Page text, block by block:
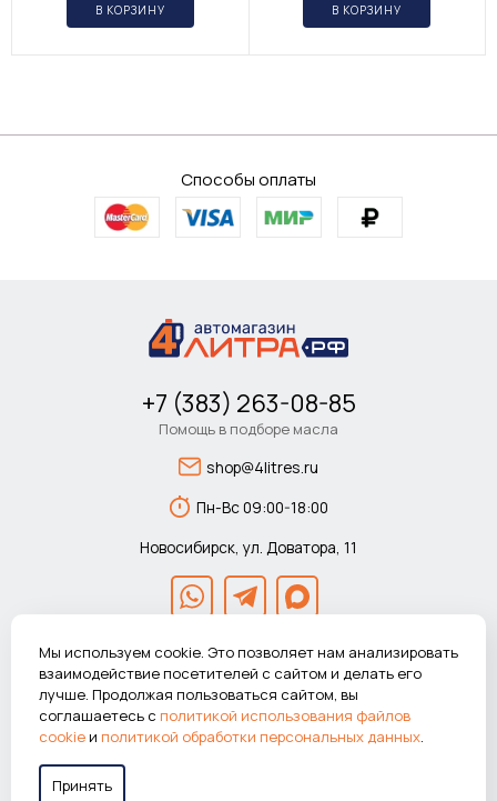
В КОРЗИНУ В КОРЗИНУ
Способы оплаты
+7 (383) 263-08-85
Помощь в подборе масла
shop@4litres.ru
Пн-Вс 09:00-18:00
Новосибирск, ул. Доватора, 11
© 2026 Автомагазин 4литра.рф Все права защищены.
ВНИМАНИЕ! Указанные цены действуют только при покупке в
Работаем в системе
Мы используем cookie. Это позволяет нам анализировать
взаимодействие посетителей с сайтом и делать его
лучше. Продолжая пользоваться сайтом, вы
соглашаетесь с политикой использования файлов
cookieи политикой обработки персональных данных.
Принять